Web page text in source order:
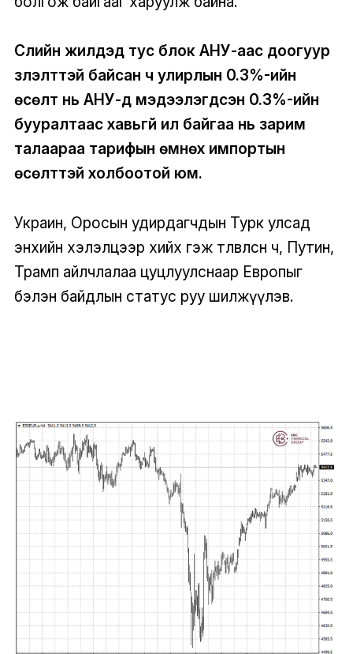
Сүүлийн жилүүдэд тус блок АНУ-аас доогуур
үзүүлэлттэй байсан ч улирлын 0.3%-ийн
өсөлт нь АНУ-д мэдээлэгдсэн 0.3%-ийн
бууралтаас хавьгүй илүү байгаа нь зарим
талаараа тарифын өмнөх импортын
өсөлттэй холбоотой юм.
Украин, Оросын удирдагчдын Турк улсад
энхийн хэлэлцээр хийх гэж төлөвлөсөн ч, Путин,
Трамп айлчлалаа цуцлуулснаар Европыг
бэлэн байдлын статус руу шилжүүлэв.